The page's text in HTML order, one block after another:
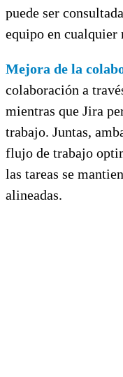
puede ser
equipo en cualquier
Mejora de la
colaboración a
mientras que Jira
trabajo. Juntas,
flujo de trabajo
las tareas se
alineadas.